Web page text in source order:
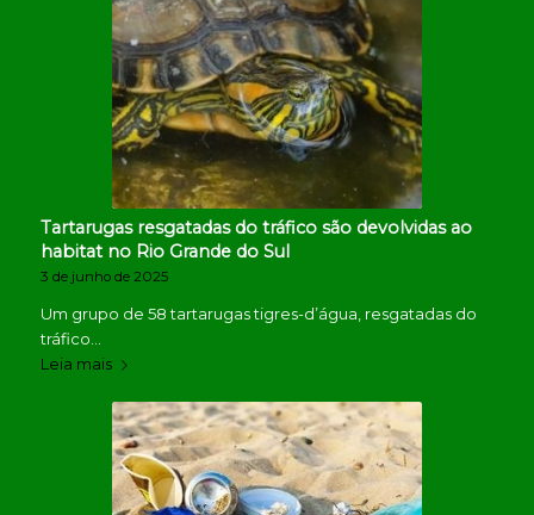
Tartarugas resgatadas do tráfico são devolvidas ao
habitat no Rio Grande do Sul
3 de junho de 2025
Um grupo de 58 tartarugas tigres-d’água, resgatadas do
tráfico…
Leia mais